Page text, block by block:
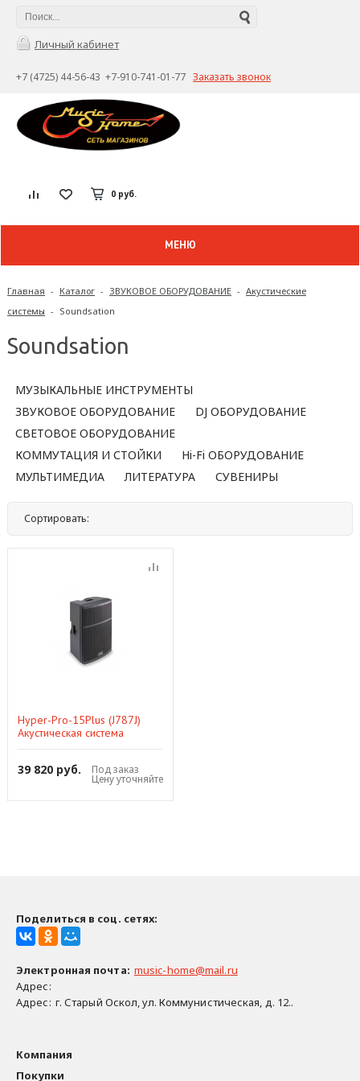
Личный кабинет
+7 (4725) 44-56-43 +7-910-741-01-77 Заказать звонок
0 руб.
МЕНЮ
Главная - Каталог - ЗВУКОВОЕ ОБОРУДОВАНИЕ - Акустические
системы - Soundsation
Soundsation
МУЗЫКАЛЬНЫЕ ИНСТРУМЕНТЫ
ЗВУКОВОЕ ОБОРУДОВАНИЕ
DJ ОБОРУДОВАНИЕ
СВЕТОВОЕ ОБОРУДОВАНИЕ
КОММУТАЦИЯ И СТОЙКИ
Hi-Fi ОБОРУДОВАНИЕ
МУЛЬТИМЕДИА
ЛИТЕРАТУРА СУВЕНИРЫ
Сортировать:
Hyper-Pro-15Plus (J787J)
Акустическая система
39 820 руб. Под заказ
Цену уточняйте
Поделиться в соц. сетях:
Электронная почта: music-home@mail.ru
Адрес:
Адрес: г. Старый Оскол, ул. Коммунистическая, д. 12..
Компания
Покупки